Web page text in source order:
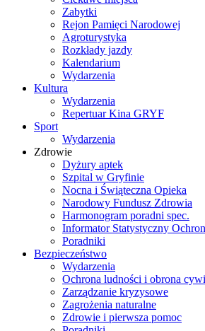
Zabytki
Rejon Pamięci Narodowej
Agroturystyka
Rozkłady jazdy
Kalendarium
Wydarzenia
Kultura
Wydarzenia
Repertuar Kina GRYF
Sport
Wydarzenia
Zdrowie
Dyżury aptek
Szpital w Gryfinie
Nocna i Świąteczna Opieka
Narodowy Fundusz Zdrowia
Harmonogram poradni spec.
Informator Statystyczny
Poradniki
Bezpieczeństwo
Wydarzenia
Ochrona ludności i obrona
Zarządzanie kryzysowe
Zagrożenia naturalne
Zdrowie i pierwsza pomoc